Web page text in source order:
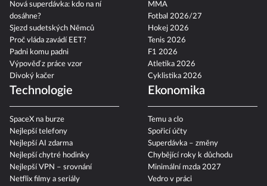
Nová superdávka: kdo na ní
dosáhne?
Sjezd sudetských Němců
Proč vláda zavádí EET?
Padni komu padni
Výpověď z práce vzor
Divoký kačer
MMA
Fotbal 2026/27
Hokej 2026
Tenis 2026
F1 2026
Atletika 2026
Cyklistika 2026
Technologie
SpaceX na burze
Nejlepší telefony
Nejlepší AI zdarma
Nejlepší chytré hodinky
Nejlepší VPN – srovnání
Netflix filmy a seriály
Ekonomika
Temu a clo
Spořicí účty
Superdávka – změny
Chybějící roky k důchodu
Minimální mzda 2027
Vedro v práci